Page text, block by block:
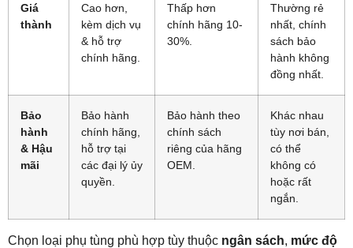
Giá
thành
Cao hơn,
kèm dịch vụ
& hỗ trợ
chính hãng.
Thấp hơn
chính hãng 10-
30%.
Thường rẻ
nhất, chính
sách bảo
hành không
đồng nhất.
Bảo
hành
& Hậu
mãi
Bảo hành
chính hãng,
hỗ trợ tại
các đại lý ủy
quyền.
Bảo hành theo
chính sách
riêng của hãng
OEM.
Khác nhau
tùy nơi bán,
có thể
không có
hoặc rất
ngắn.
Chọn loại phụ tùng phù hợp tùy thuộc ngân sách, mức độ